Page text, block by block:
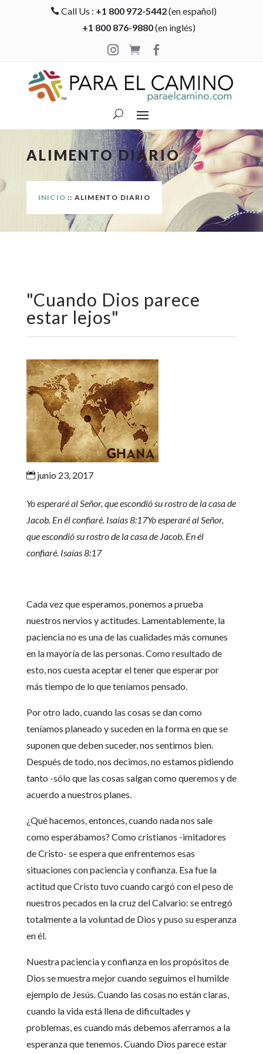
 Call Us : +1 800 972-5442(en español)
+1 800 876-9880(en inglés)

 
ALIMENTO DIARIO
INICIO :: ALIMENTO DIARIO
"Cuando Dios parece
estar lejos"
junio 23, 2017
Yo esperaré al Señor, que escondió su rostro de la casa de
Jacob. En él confiaré. Isaías 8:17Yo esperaré al Señor,
que escondió su rostro de la casa de Jacob. En él
confiaré. Isaías 8:17
Cada vez que esperamos, ponemos a prueba
nuestros nervios y actitudes. Lamentablemente, la
paciencia no es una de las cualidades más comunes
en la mayoría de las personas. Como resultado de
esto, nos cuesta aceptar el tener que esperar por
más tiempo de lo que teníamos pensado.
Por otro lado, cuando las cosas se dan como
teníamos planeado y suceden en la forma en que se
suponen que deben suceder, nos sentimos bien.
Después de todo, nos decimos, no estamos pidiendo
tanto -sólo que las cosas salgan como queremos y de
acuerdo a nuestros planes.
¿Qué hacemos, entonces, cuando nada nos sale
como esperábamos? Como cristianos -imitadores
de Cristo- se espera que enfrentemos esas
situaciones con paciencia y confianza. Esa fue la
actitud que Cristo tuvo cuando cargó con el peso de
nuestros pecados en la cruz del Calvario: se entregó
totalmente a la voluntad de Dios y puso su esperanza
en él.
Nuestra paciencia y confianza en los propósitos de
Dios se muestra mejor cuando seguimos el humilde
ejemplo de Jesús. Cuando las cosas no están claras,
cuando la vida está llena de dificultades y
problemas, es cuando más debemos aferrarnos a la
esperanza que tenemos. Cuando Dios parece estar